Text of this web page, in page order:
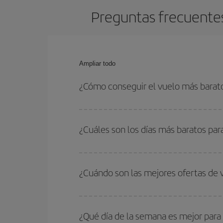
Preguntas
Ampliar todo
¿Cómo conseguir el vuelo más
las fechas y horarios de ida y vuelta.
¿Cuáles son los días más baratos
quieres ir y en qué fechas habías pensado
para que puedas encontrar la mejor oferta.
¿Cuándo son las mejores ofertas
periodos de vacaciones escolares son
¿Qué día de la semana es mejor